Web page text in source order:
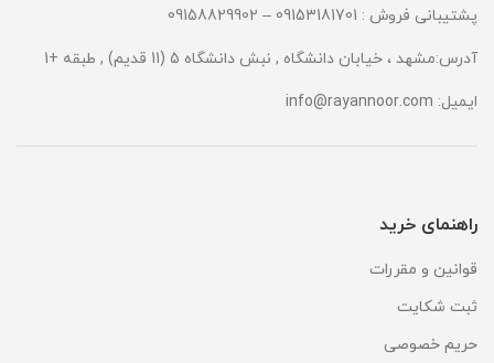
پشتیبانی فروش : 09153181701 – 09158829902
آدرس:مشهد ، خیابان دانشگاه , نبش دانشگاه 5 (11 قدیم) , طبقه +1
ایمیل: info@rayannoor.com
راهنمای خرید
قوانین و مقررات
ثبت شکایت
حریم خصوصی